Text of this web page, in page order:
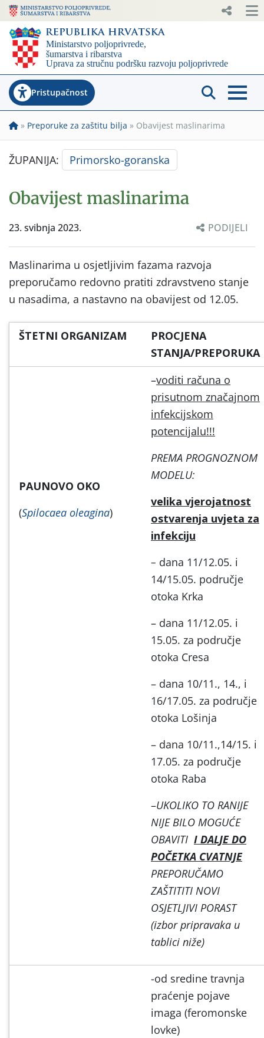
Pristupačnost
» Preporuke za zaštitu bilja » Obavijest maslinarima
ŽUPANIJA: Primorsko-goranska
Obavijest maslinarima
23. svibnja 2023. PODIJELI
Maslinarima u osjetljivim fazama razvoja
preporučamo redovno pratiti zdravstveno stanje
u nasadima, a nastavno na obavijest od 12.05.
ŠTETNI ORGANIZAM
PROCJENA
STANJA/PREPORUKA
PAUNOVO OKO
(Spilocaea oleagina)
–voditi računa o
prisutnom značajnom
infekcijskom
potencijalu!!!
PREMA PROGNOZNOM
MODELU:
velika vjerojatnost
ostvarenja uvjeta za
infekciju
– dana 11/12.05. i
14/15.05. područje
otoka Krka
– dana 11/12.05. i
15.05. za područje
otoka Cresa
– dana 10/11., 14., i
16/17.05. za područje
otoka Lošinja
– dana 10/11.,14/15. i
17.05. za područje
otoka Raba
–UKOLIKO TO RANIJE
NIJE BILO MOGUĆE
OBAVITI I DALJE DO
POČETKA CVATNJE
PREPORUČAMO
ZAŠTITITI NOVI
OSJETLJIVI PORAST
(izbor pripravaka u
tablici niže)
-od sredine travnja
praćenje pojave
imaga (feromonske
lovke)